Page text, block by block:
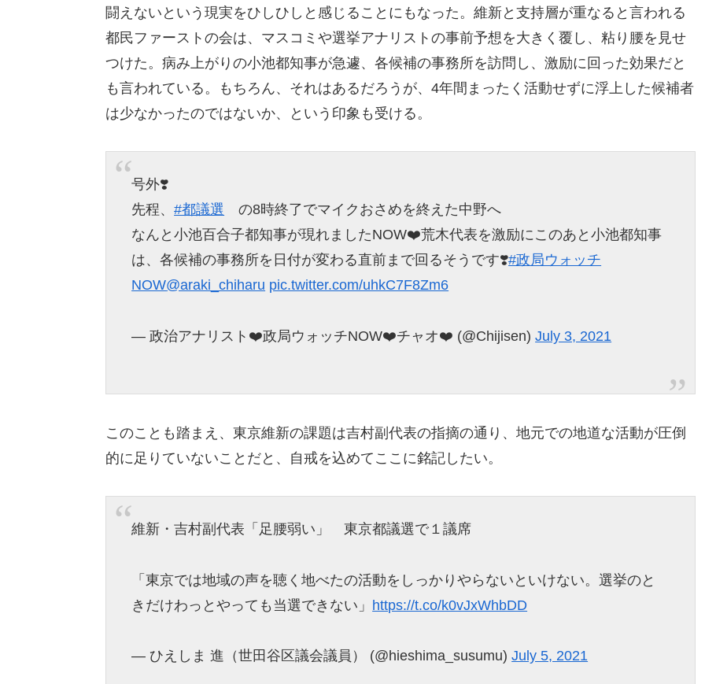
闘えないという現実をひしひしと感じることにもなった。維新と支持層が重なると言われる
都民ファーストの会は、マスコミや選挙アナリストの事前予想を大きく覆し、粘り腰を見せ
つけた。病み上がりの小池都知事が急遽、各候補の事務所を訪問し、激励に回った効果だと
も言われている。もちろん、それはあるだろうが、4年間まったく活動せずに浮上した候補者
は少なかったのではないか、という印象も受ける。
号外❣️
先程、#都議選
の8時終了でマイクおさめを終えた中野へ
なんと小池百合子都知事が現れましたNOW❤️荒木代表を激励にこのあと小池都知事
は、各候補の事務所を日付が変わる直前まで回るそうです❣️#政局ウォッチ
NOW@araki_chiharu pic.twitter.com/uhkC7F8Zm6
— 政治アナリスト❤️政局ウォッチNOW❤️チャオ❤️ (@Chijisen)July 3, 2021
このことも踏まえ、東京維新の課題は吉村副代表の指摘の通り、地元での地道な活動が圧倒
的に足りていないことだと、自戒を込めてここに銘記したい。
維新・吉村副代表「足腰弱い」 東京都議選で１議席
「東京では地域の声を聴く地べたの活動をしっかりやらないといけない。選挙のと
きだけわっとやっても当選できない」 https://t.co/k0vJxWhbDD
— ひえしま 進（世田谷区議会議員） (@hieshima_susumu)July 5, 2021